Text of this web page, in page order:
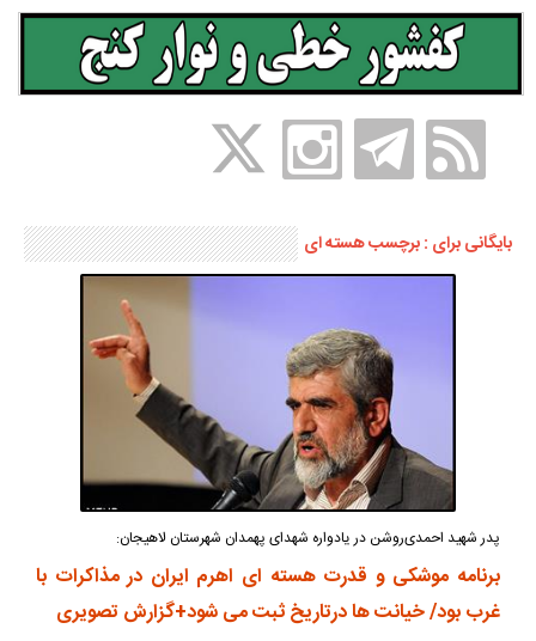
بایگانی برای : برچسب هسته ای
پدر شهید احمدی‌روشن در یادواره شهدای پهمدان شهرستان لاهیجان:
برنامه موشکی و قدرت هسته ای اهرم ایران در مذاکرات با
غرب بود/ خیانت ها درتاریخ ثبت می شود+گزارش تصویری